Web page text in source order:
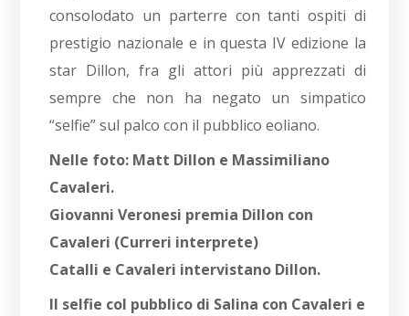
consolodato un parterre con tanti ospiti di
prestigio nazionale e in questa IV edizione la
star Dillon, fra gli attori più apprezzati di
sempre che non ha negato un simpatico
“selfie” sul palco con il pubblico eoliano.
Nelle foto: Matt Dillon e Massimiliano
Cavaleri.
Giovanni Veronesi premia Dillon con
Cavaleri (Curreri interprete)
Catalli e Cavaleri intervistano Dillon.
Il selfie col pubblico di Salina con Cavaleri e